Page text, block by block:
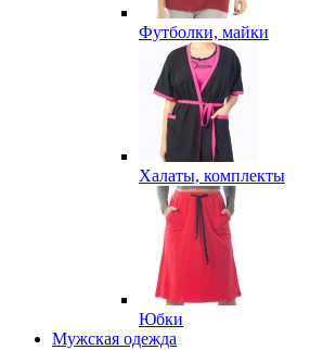
Футболки, майки
Халаты, комплекты
Юбки
Мужская одежда